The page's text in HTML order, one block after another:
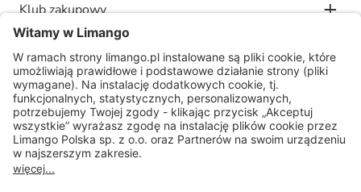
Klub zakupowy